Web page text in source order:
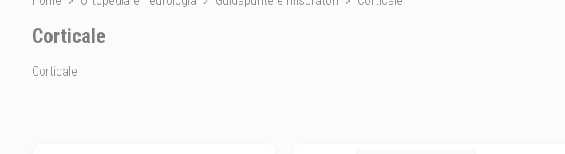
Corticale
Corticale